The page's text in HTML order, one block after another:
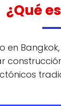
¿Qué
en